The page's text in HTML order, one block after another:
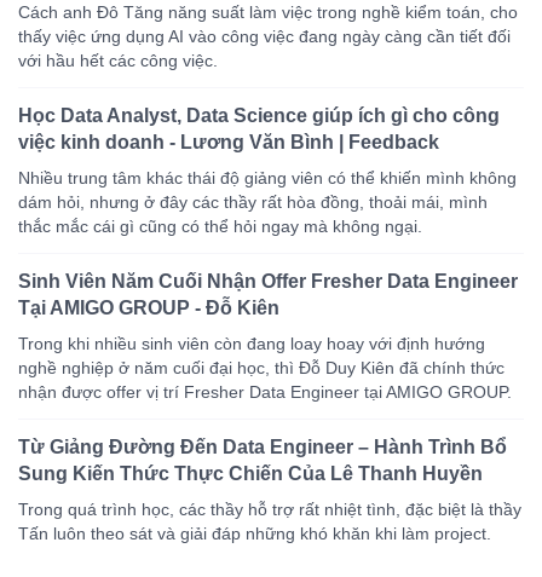
Cách anh Đô Tăng năng suất làm việc trong nghề kiểm toán, cho
thấy việc ứng dụng AI vào công việc đang ngày càng cần tiết đối
với hầu hết các công việc.
Học Data Analyst, Data Science giúp ích gì cho công
việc kinh doanh - Lương Văn Bình | Feedback
Nhiều trung tâm khác thái độ giảng viên có thể khiến mình không
dám hỏi, nhưng ở đây các thầy rất hòa đồng, thoải mái, mình
thắc mắc cái gì cũng có thể hỏi ngay mà không ngại.
Sinh Viên Năm Cuối Nhận Offer Fresher Data Engineer
Tại AMIGO GROUP - Đỗ Kiên
Trong khi nhiều sinh viên còn đang loay hoay với định hướng
nghề nghiệp ở năm cuối đại học, thì Đỗ Duy Kiên đã chính thức
nhận được offer vị trí Fresher Data Engineer tại AMIGO GROUP.
Từ Giảng Đường Đến Data Engineer – Hành Trình Bổ
Sung Kiến Thức Thực Chiến Của Lê Thanh Huyền
Trong quá trình học, các thầy hỗ trợ rất nhiệt tình, đặc biệt là thầy
Tấn luôn theo sát và giải đáp những khó khăn khi làm project.